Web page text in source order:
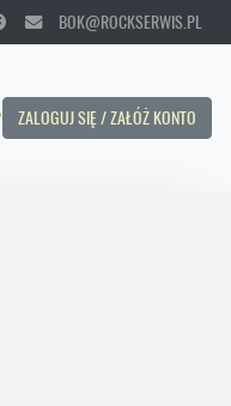
BOK@ROCKSERWIS.PL
ZALOGUJ SIĘ / ZAŁÓŻ KONTO